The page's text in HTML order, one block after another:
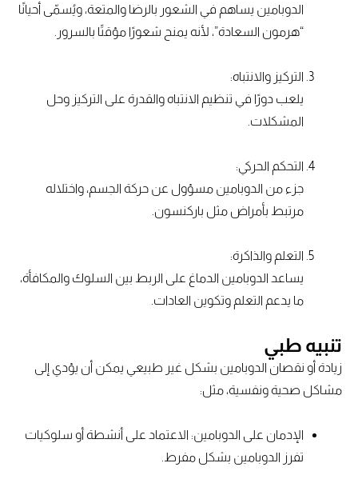
الدوبامين يساهم في الشعور بالرضا والمتعة، ويُسمّى أحيانًا
“هرمون السعادة”، لأنه يمنح شعورًا مؤقتًا بالسرور.
التركيز والانتباه:
يلعب دورًا في تنظيم الانتباه والقدرة على التركيز وحل
المشكلات.
التحكم الحركي:
جزء من الدوبامين مسؤول عن حركة الجسم، واختلاله
مرتبط بأمراض مثل باركنسون.
التعلم والذاكرة:
يساعد الدوبامين الدماغ على الربط بين السلوك والمكافأة،
ما يدعم التعلم وتكوين العادات.
تنبيه طبي
زيادة أو نقصان الدوبامين بشكل غير طبيعي يمكن أن يؤدي إلى
مشاكل صحية ونفسية، مثل:
الإدمان على الدوبامين: الاعتماد على أنشطة أو سلوكيات
تفرز الدوبامين بشكل مفرط.